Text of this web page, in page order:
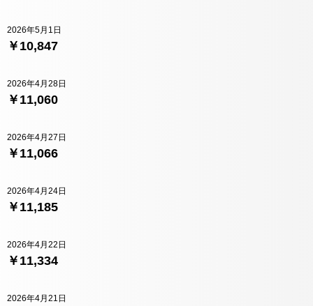
￥10,847
2026年5月1日
￥11,060
2026年4月28日
￥11,066
2026年4月27日
￥11,185
2026年4月24日
￥11,334
2026年4月22日
2026年4月21日